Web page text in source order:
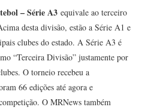
– Série A3 equivale ao terceiro
desta divisão, estão a Série A1 e
clubes do estado. A Série A3 é
“Terceira Divisão” justamente por
O torneio recebeu a
66 edições até agora e
O MRNews também